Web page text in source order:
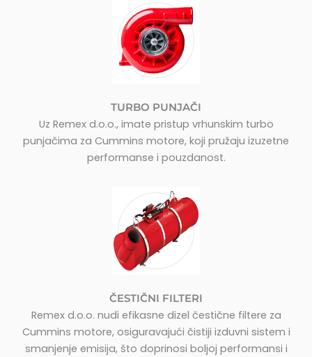
TURBO PUNJAČI
Uz Remex d.o.o., imate pristup vrhunskim turbo
punjačima za Cummins motore, koji pružaju izuzetne
performanse i pouzdanost.
ČESTIČNI FILTERI
Remex d.o.o. nudi efikasne dizel čestične filtere za
Cummins motore, osiguravajući čistiji izduvni sistem i
smanjenje emisija, što doprinosi boljoj performansi i